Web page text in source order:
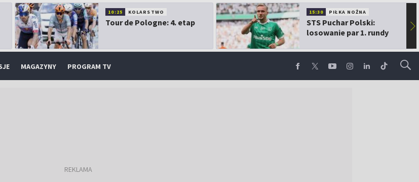
10:25 KOLARSTWO
Tour de Pologne: 4. etap
15:30 PIŁKA NOŻNA
STS Puchar Polski:
losowanie par 1. rundy
▶
MAGAZYNY PROGRAM TV